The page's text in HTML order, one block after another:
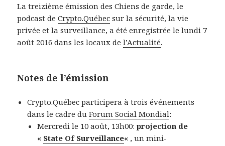
La treizième émission des Chiens de garde, le
podcast deCrypto.Québec sur la sécurité, la vie
privée et la surveillance, a été enregistrée le lundi 7
août 2016 dans les locaux del’Actualité.
Notes de l’émission
Crypto.Québec participera à trois événements
dans le cadre duForum Social Mondial:
Mercredi le 10 août, 13h00:projection de
« State Of Surveillance« , un mini-